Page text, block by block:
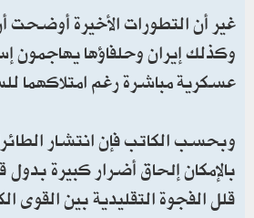
غير أن التطورات الأخيرة
وكذلك إيران وحلفاؤها يهاجمون
عسكرية مباشرة رغم امتلاكهما
وبحسب الكاتب فإن انتشار
بالإمكان إلحاق أضرار كبيرة
قلل الفجوة التقليدية بين